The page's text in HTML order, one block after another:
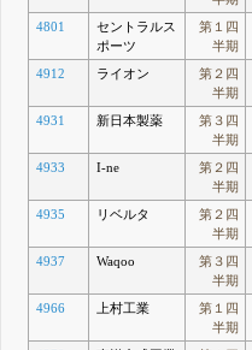
4801
セントラルス
ポーツ
第１四
半期
4912 ライオン
第２四
半期
4931 新日本製薬
第３四
半期
4933 I-ne
第２四
半期
4935 リベルタ
第２四
半期
4937 Waqoo
第３四
半期
4966 上村工業
第１四
半期